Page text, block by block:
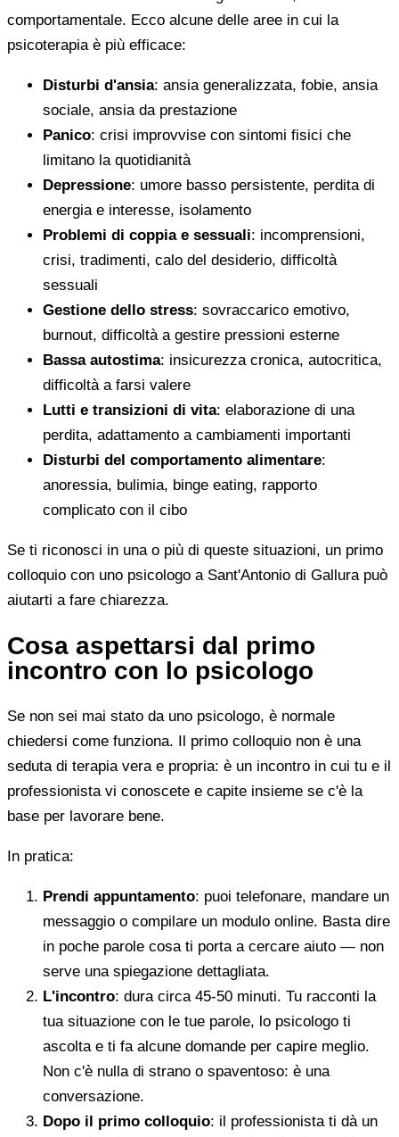
comportamentale. Ecco alcune delle aree in cui la
psicoterapia è più efficace:
Disturbi d'ansia: ansia generalizzata, fobie, ansia
sociale, ansia da prestazione
Panico: crisi improvvise con sintomi fisici che
limitano la quotidianità
Depressione: umore basso persistente, perdita di
energia e interesse, isolamento
Problemi di coppia e sessuali: incomprensioni,
crisi, tradimenti, calo del desiderio, difficoltà
sessuali
Gestione dello stress: sovraccarico emotivo,
burnout, difficoltà a gestire pressioni esterne
Bassa autostima: insicurezza cronica, autocritica,
difficoltà a farsi valere
Lutti e transizioni di vita: elaborazione di una
perdita, adattamento a cambiamenti importanti
Disturbi del comportamento alimentare:
anoressia, bulimia, binge eating, rapporto
complicato con il cibo
Se ti riconosci in una o più di queste situazioni, un primo
colloquio con uno psicologo a Sant'Antonio di Gallura può
aiutarti a fare chiarezza.
Cosa aspettarsi dal primo
incontro con lo psicologo
Se non sei mai stato da uno psicologo, è normale
chiedersi come funziona. Il primo colloquio non è una
seduta di terapia vera e propria: è un incontro in cui tu e il
professionista vi conoscete e capite insieme se c'è la
base per lavorare bene.
In pratica:
Prendi appuntamento: puoi telefonare, mandare un
messaggio o compilare un modulo online. Basta dire
in poche parole cosa ti porta a cercare aiuto — non
serve una spiegazione dettagliata.
L'incontro: dura circa 45-50 minuti. Tu racconti la
tua situazione con le tue parole, lo psicologo ti
ascolta e ti fa alcune domande per capire meglio.
Non c'è nulla di strano o spaventoso: è una
conversazione.
Dopo il primo colloquio: il professionista ti dà un